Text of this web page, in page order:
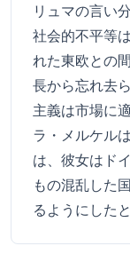
リュマの言い
社会的不平等
れた東欧との
長から忘れ去
主義は市場に
ラ・メルケル
は、彼女はド
もの混乱した
るようにした